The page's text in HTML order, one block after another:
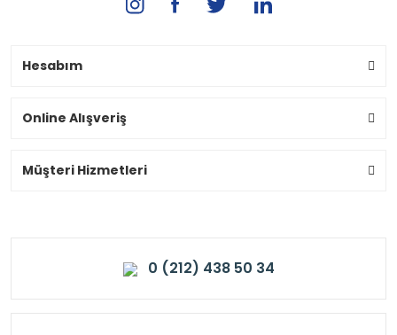
Hesabım
Online Alışveriş
Müşteri Hizmetleri
0 (212) 438 50 34